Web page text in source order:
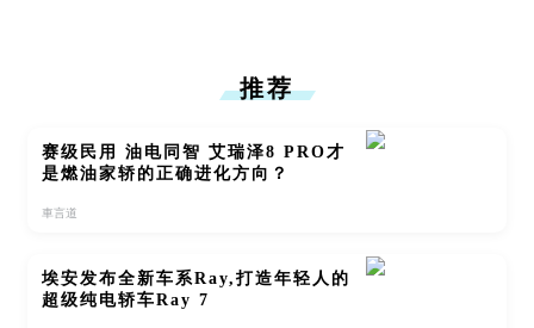
推荐
赛级民用 油电同智 艾瑞泽8 PRO才
是燃油家轿的正确进化方向？
車言道
埃安发布全新车系Ray,打造年轻人的
超级纯电轿车Ray 7